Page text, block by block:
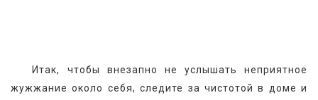
Итак, чтобы внезапно не услышать неприятное
жужжание около себя, следите за чистотой в доме и